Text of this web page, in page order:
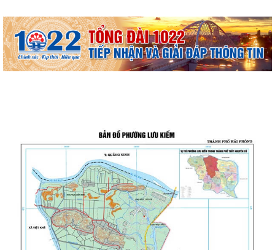
UBND PHƯỜNG LƯU KIẾM TỔ CHỨC PHIÊN HỌP THƯỜNG KỲ THÁNG 8
NĂM 2026
UBDN phường Lưu Kiếm thông báo Về việc niêm yết công khai kết quả
kiểm tra hồ sơ đăng ký, cấp Giấy...
UBND phường Lưu Kiếm thông báo Về việc niêm yết công khai kết quả
kiểm tra hồ sơ đăng ký, cấp Giấy...